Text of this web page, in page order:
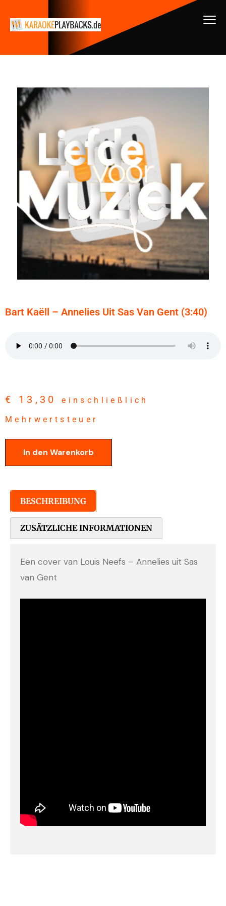
Bart Kaëll – Annelies Uit Sas Van Gent (3:40)
€ 13,30
einschließlich
Mehrwertsteuer
In den Warenkorb
BESCHREIBUNG
ZUSÄTZLICHE INFORMATIONEN
Een cover van Louis Neefs – Annelies uit Sas
van Gent